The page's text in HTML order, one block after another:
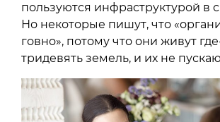
пользуются инфраструктурой в
Но некоторые пишут, что
говно», потому что они живут
тридевять земель, и их не